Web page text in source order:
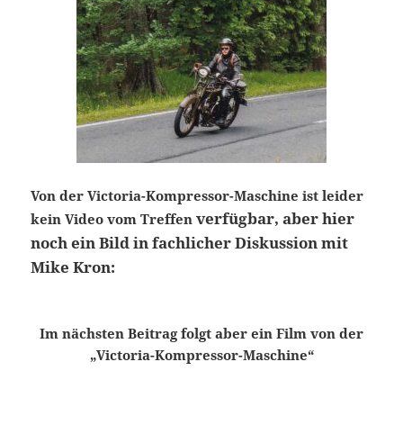
Von der Victoria-Kompressor-Maschine ist leider
kein Video vom Treffenverfügbar, aber hier
noch ein Bild in fachlicher Diskussion mit
Mike Kron:
Im nächsten Beitrag folgt aber ein Film von der
„Victoria-Kompressor-Maschine“